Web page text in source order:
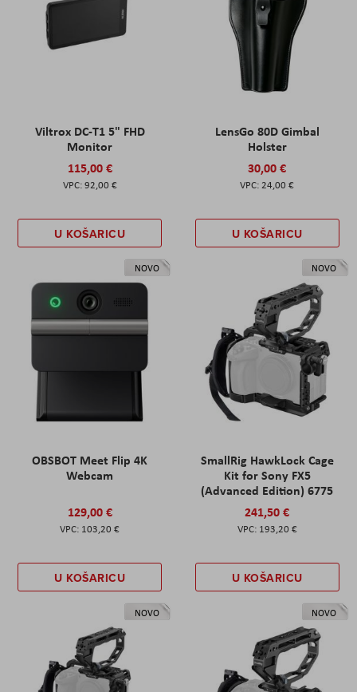
Viltrox DC-T1 5" FHD
Monitor
115,00 €
92,00 €
U KOŠARICU
LensGo 80D Gimbal
Holster
30,00 €
24,00 €
U KOŠARICU
NOVO
OBSBOT Meet Flip 4K
Webcam
129,00 €
103,20 €
U KOŠARICU
NOVO
SmallRig HawkLock Cage
Kit for Sony FX5
(Advanced Edition) 6775
241,50 €
193,20 €
U KOŠARICU
NOVO NOVO